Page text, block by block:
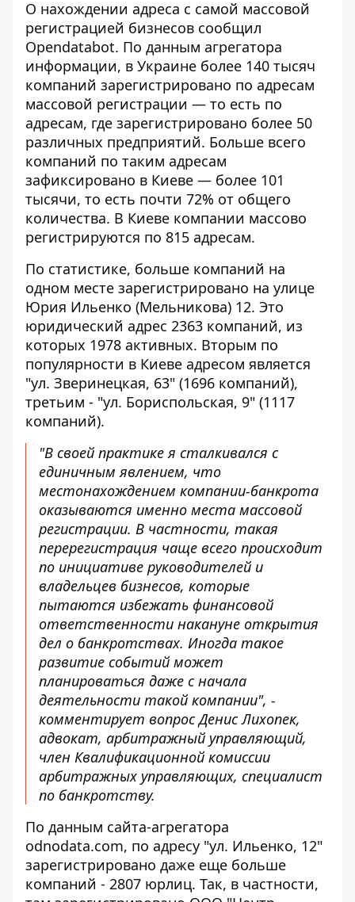
О нахождении адреса с самой массовой
регистрацией бизнесов сообщил
Opendatabot. По данным агрегатора
информации, в Украине более 140 тысяч
компаний зарегистрировано по адресам
массовой регистрации — то есть по
адресам, где зарегистрировано более 50
различных предприятий. Больше всего
компаний по таким адресам
зафиксировано в Киеве — более 101
тысячи, то есть почти 72% от общего
количества. В Киеве компании массово
регистрируются по 815 адресам.
По статистике, больше компаний на
одном месте зарегистрировано на улице
Юрия Ильенко (Мельникова) 12. Это
юридический адрес 2363 компаний, из
которых 1978 активных. Вторым по
популярности в Киеве адресом является
"ул. Зверинецкая, 63" (1696 компаний),
третьим - "ул. Бориспольская, 9" (1117
компаний).
"В своей практике я сталкивался с
единичным явлением, что
местонахождением компании-банкрота
оказываются именно места массовой
регистрации. В частности, такая
перерегистрация чаще всего происходит
по инициативе руководителей и
владельцев бизнесов, которые
пытаются избежать финансовой
ответственности накануне открытия
дел о банкротствах. Иногда такое
развитие событий может
планироваться даже с начала
деятельности такой компании", -
комментирует вопрос Денис Лихопек,
адвокат, арбитражный управляющий,
член Квалификационной комиссии
арбитражных управляющих, специалист
по банкротству.
По данным сайта-агрегатора
odnodata.com, по адресу "ул. Ильенко, 12"
зарегистрировано даже еще больше
компаний - 2807 юрлиц. Так, в частности,